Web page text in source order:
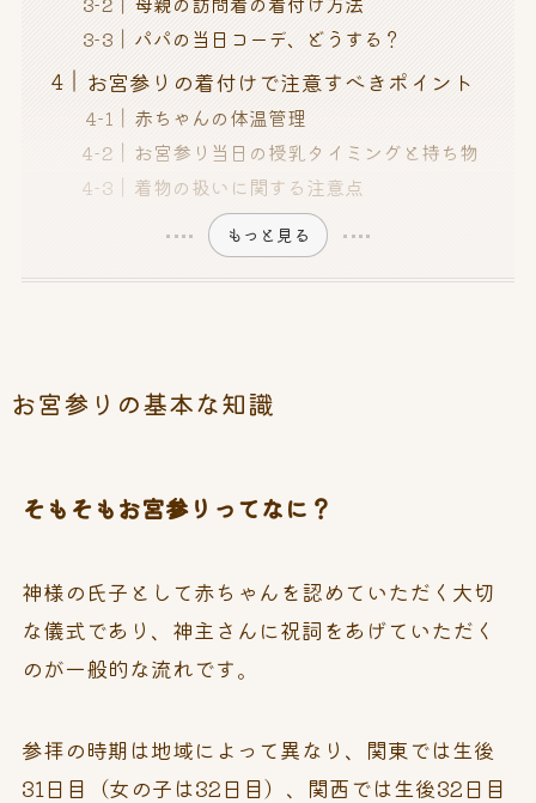
パパの当日コーデ、どうする？
お宮参りの着付けで注意すべきポイント
赤ちゃんの体温管理
お宮参り当日の授乳タイミングと持ち物
着物の扱いに関する注意点
もっと見る
お宮参りの基本な知識
そもそもお宮参りってなに？
神様の氏子として赤ちゃんを認めていただく大切
な儀式であり、神主さんに祝詞をあげていただく
のが一般的な流れです。
参拝の時期は地域によって異なり、関東では生後
31日目（女の子は32日目）、関西では生後32日目